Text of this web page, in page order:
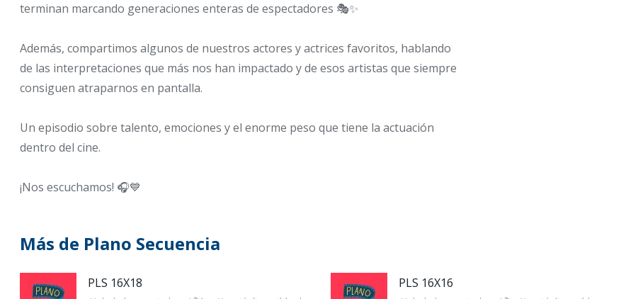
terminan marcando generaciones enteras de espectadores 🎭✨
Además, compartimos algunos de nuestros actores y actrices favoritos, hablando
de las interpretaciones que más nos han impactado y de esos artistas que siempre
consiguen atraparnos en pantalla.
Un episodio sobre talento, emociones y el enorme peso que tiene la actuación
dentro del cine.
¡Nos escuchamos! 🎧💙
Más de Plano Secuencia
PLS 16X18 PLS 16X16